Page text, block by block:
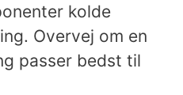
kolde
Overvej om en
passer bedst til